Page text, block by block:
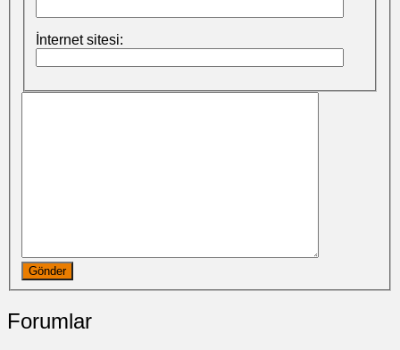
İnternet sitesi:
Gönder
Forumlar